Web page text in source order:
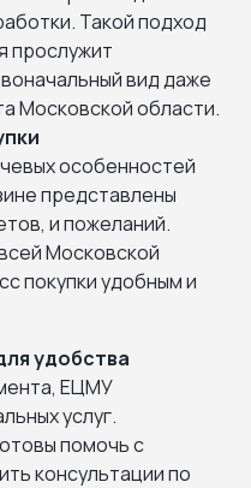
Такой подход
прослужит
вид даже
Московской области.
особенностей
представлены
и пожеланий.
Московской
покупки удобным и
удобства
ЕЦМУ
услуг.
помочь с
консультации по